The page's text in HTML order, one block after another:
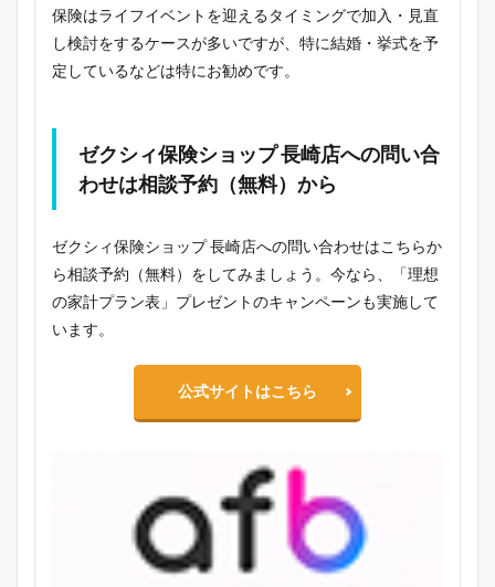
保険はライフイベントを迎えるタイミングで加入・見直
し検討をするケースが多いですが、特に結婚・挙式を予
定しているなどは特にお勧めです。
ゼクシィ保険ショップ 長崎店への問い合
わせは相談予約（無料）から
ゼクシィ保険ショップ 長崎店への問い合わせはこちらか
ら相談予約（無料）をしてみましょう。今なら、「理想
の家計プラン表」プレゼントのキャンペーンも実施して
います。
公式サイトはこちら